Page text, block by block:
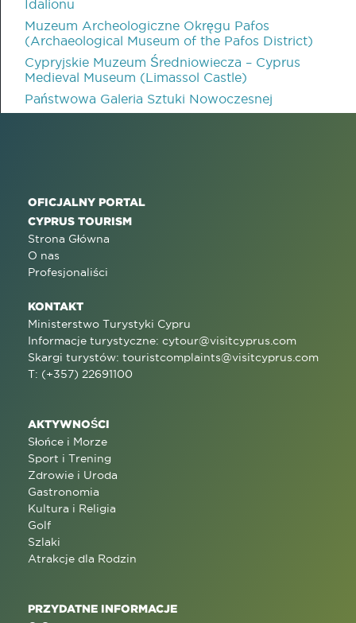
Idalionu
Muzeum Archeologiczne Okręgu Pafos
(Archaeological Museum of the Pafos District)
Cypryjskie Muzeum Średniowiecza – Cyprus
Medieval Museum (Limassol Castle)
Państwowa Galeria Sztuki Nowoczesnej
OFICJALNY PORTAL
CYPRUS TOURISM
Strona Główna
O nas
Profesjonaliści
KONTAKT
Ministerstwo Turystyki Cypru
Informacje turystyczne: cytour@visitcyprus.com
Skargi turystów: touristcomplaints@visitcyprus.com
T: (+357) 22691100
AKTYWNOŚCI
Słońce i Morze
Sport i Trening
Zdrowie i Uroda
Gastronomia
Kultura i Religia
Golf
Szlaki
Atrakcje dla Rodzin
PRZYDATNE INFORMACJE